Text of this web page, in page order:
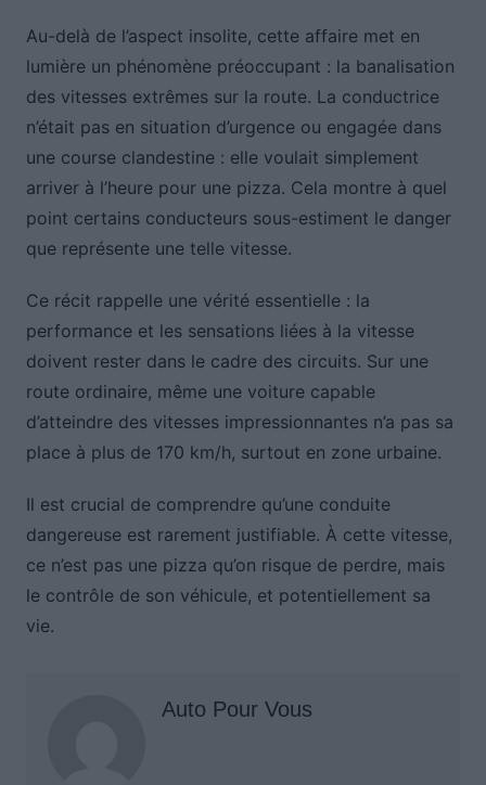
Au-delà de l’aspect insolite, cette affaire met en
lumière un phénomène préoccupant : la banalisation
des vitesses extrêmes sur la route. La conductrice
n’était pas en situation d’urgence ou engagée dans
une course clandestine : elle voulait simplement
arriver à l’heure pour une pizza. Cela montre à quel
point certains conducteurs sous-estiment le danger
que représente une telle vitesse.
Ce récit rappelle une vérité essentielle : la
performance et les sensations liées à la vitesse
doivent rester dans le cadre des circuits. Sur une
route ordinaire, même une voiture capable
d’atteindre des vitesses impressionnantes n’a pas sa
place à plus de 170 km/h, surtout en zone urbaine.
Il est crucial de comprendre qu’une conduite
dangereuse est rarement justifiable. À cette vitesse,
ce n’est pas une pizza qu’on risque de perdre, mais
le contrôle de son véhicule, et potentiellement sa
vie.
Auto Pour Vous